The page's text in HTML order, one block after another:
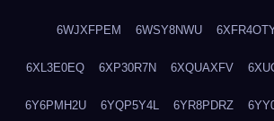
6WJXFPEM 6WSY8NWU
6XL3E0EQ 6XP30R7N 6XQUAXFV
6Y6PMH2U 6YQP5Y4L 6YR8PDRZ